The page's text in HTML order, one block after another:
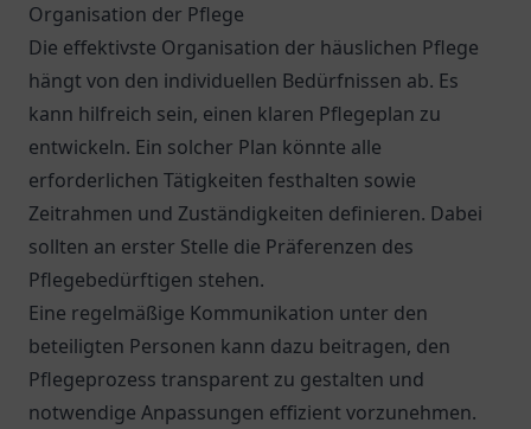
Organisation der Pflege
Die effektivste Organisation der häuslichen Pflege
hängt von den individuellen Bedürfnissen ab. Es
kann hilfreich sein, einen klaren Pflegeplan zu
entwickeln. Ein solcher Plan könnte alle
erforderlichen Tätigkeiten festhalten sowie
Zeitrahmen und Zuständigkeiten definieren. Dabei
sollten an erster Stelle die Präferenzen des
Pflegebedürftigen stehen.
Eine regelmäßige Kommunikation unter den
beteiligten Personen kann dazu beitragen, den
Pflegeprozess transparent zu gestalten und
notwendige Anpassungen effizient vorzunehmen.